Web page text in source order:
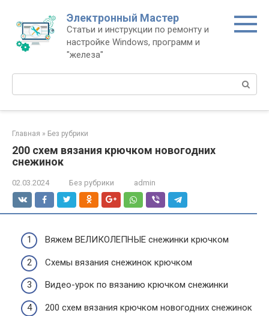
контенту
Электронный Мастер
Статьи и инструкции по ремонту и
настройке Windows, программ и
"железа"
Поиск:
Главная » Без рубрики
200 схем вязания крючком новогодних
снежинок
02.03.2024 Без рубрики admin
Вяжем ВЕЛИКОЛЕПНЫЕ снежинки крючком
Схемы вязания снежинок крючком
Видео-урок по вязанию крючком снежинки
200 схем вязания крючком новогодних снежинок